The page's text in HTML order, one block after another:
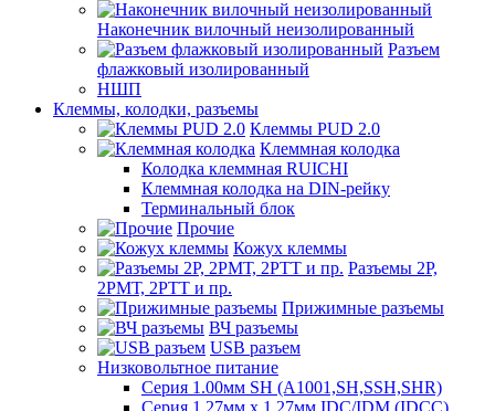
Наконечник вилочный неизолированный
Разъем
флажковый изолированный
НШП
Клеммы, колодки, разъемы
Клеммы PUD 2.0
Клеммная колодка
Колодка клеммная RUICHI
Клеммная колодка на DIN-рейку
Терминальный блок
Прочие
Кожух клеммы
Разъемы 2Р,
2РМТ, 2РТТ и пр.
Прижимные разъемы
ВЧ разъемы
USB разъем
Низковольтное питание
Серия 1.00мм SH (A1001,SH,SSH,SHR)
Серия 1.27мм x 1.27мм IDC/IDM (IDCC)